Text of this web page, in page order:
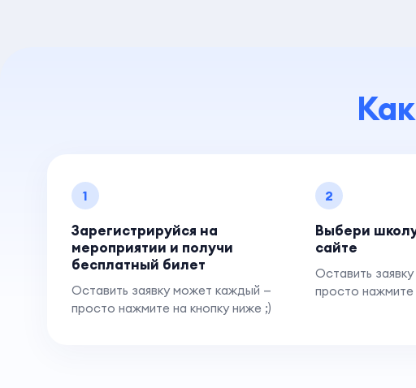
1
Зарегистрируйся на
мероприятии и получи
бесплатный билет
Оставить заявку может каждый —
просто нажмите на кнопку ниже ;)
2
Выбери
сайте
Оставить
просто нажмите